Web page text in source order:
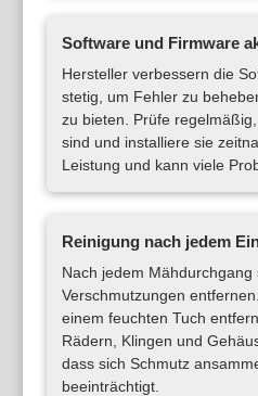
Software und Firmware
Hersteller verbessern die
stetig, um Fehler zu
zu bieten. Prüfe
sind und installiere sie
Leistung und kann viele
Reinigung nach jedem
Nach jedem Mähdurchgang
Verschmutzungen
einem feuchten Tuch
Rädern, Klingen und
dass sich Schmutz
beeinträchtigt.